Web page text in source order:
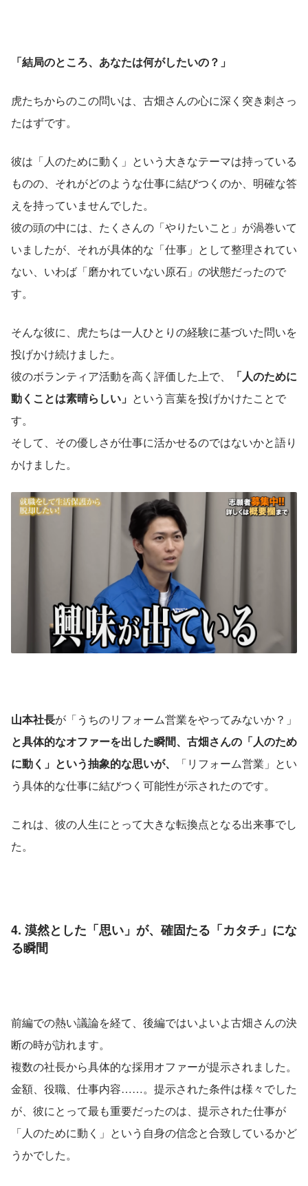
「結局のところ、あなたは何がしたいの？」
虎たちからのこの問いは、古畑さんの心に深く突き刺さっ
たはずです。
彼は「人のために動く」という大きなテーマは持っている
ものの、それがどのような仕事に結びつくのか、明確な答
えを持っていませんでした。
彼の頭の中には、たくさんの「やりたいこと」が渦巻いて
いましたが、それが具体的な「仕事」として整理されてい
ない、いわば「磨かれていない原石」の状態だったので
す。
そんな彼に、虎たちは一人ひとりの経験に基づいた問いを
投げかけ続けました。
彼のボランティア活動を高く評価した上で、
「人のために
動くことは素晴らしい」 という言葉を投げかけたことで
す。
そして、その優しさが仕事に活かせるのではないかと語り
かけました。
山本社長が「うちのリフォーム営業をやってみないか？」
と具体的なオファーを出した瞬間、古畑さんの「人のため
に動く」という抽象的な思いが、
「リフォーム営業」とい
う具体的な仕事に結びつく可能性が示されたのです。
これは、彼の人生にとって大きな転換点となる出来事でし
た。
4. 漠然とした「思い」が、確固たる「カタチ」にな
る瞬間
前編での熱い議論を経て、後編ではいよいよ古畑さんの決
断の時が訪れます。
複数の社長から具体的な採用オファーが提示されました。
金額、役職、仕事内容……。提示された条件は様々でした
が、彼にとって最も重要だったのは、提示された仕事が
「人のために動く」という自身の信念と合致しているかど
うかでした。